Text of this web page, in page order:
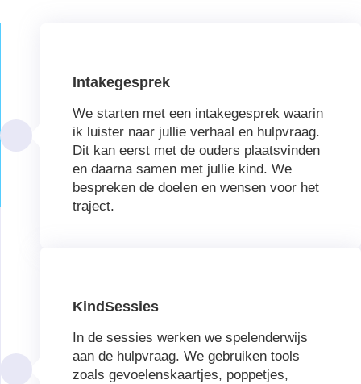
Intakegesprek
We starten met een intakegesprek waarin
ik luister naar jullie verhaal en hulpvraag.
Dit kan eerst met de ouders plaatsvinden
en daarna samen met jullie kind. We
bespreken de doelen en wensen voor het
traject.
KindSessies
In de sessies werken we spelenderwijs
aan de hulpvraag. We gebruiken tools
zoals gevoelenskaartjes, poppetjes,